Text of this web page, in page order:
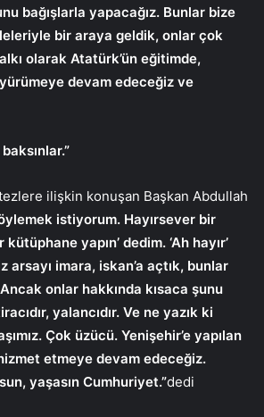
bağışlarla yapacağız. Bunlar bize
bir araya geldik, onlar çok
olarak Atatürk’ün eğitimde,
devam edeceğiz ve
ilişkin konuşan Başkan Abdullah
istiyorum. Hayırsever bir
yapın’ dedim. ‘Ah hayır’
imara, iskan’a açtık, bunlar
onlar hakkında kısaca şunu
yalancıdır. Ve ne yazık ki
Çok üzücü. Yenişehir’e yapılan
etmeye devam edeceğiz.
yaşasın Cumhuriyet.”dedi